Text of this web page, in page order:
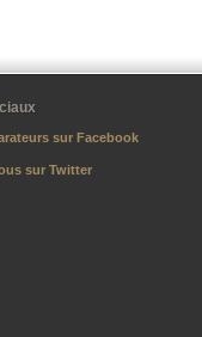
sur Facebook
sur Twitter